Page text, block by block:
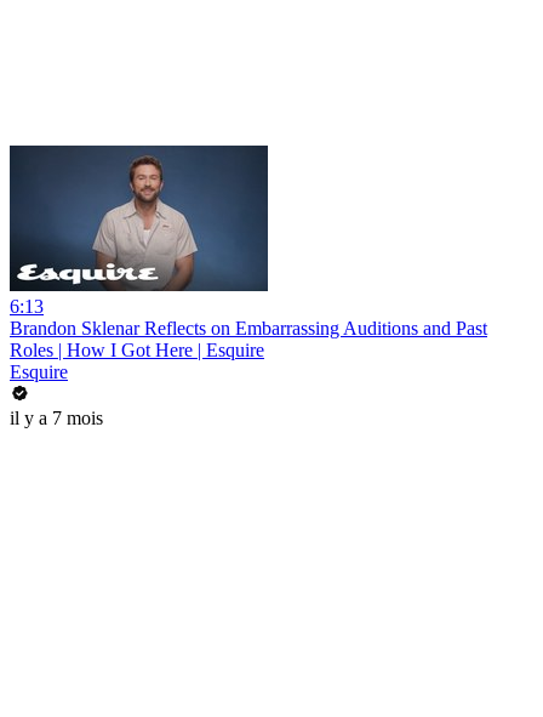
6:13
Brandon Sklenar Reflects on Embarrassing Auditions and Past
Roles | How I Got Here | Esquire
Esquire
il y a 7 mois